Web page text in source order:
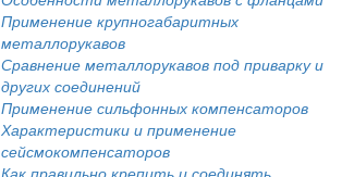
Применение крупногабаритных
металлорукавов
Сравнение металлорукавов под приварку и
других соединений
Применение сильфонных компенсаторов
Характеристики и применение
сейсмокомпенсаторов